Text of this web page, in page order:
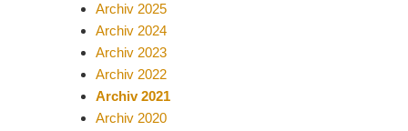
Archiv 2025
Archiv 2024
Archiv 2023
Archiv 2022
Archiv 2021
Archiv 2020